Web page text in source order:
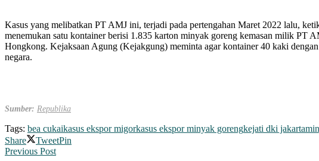
Kasus yang melibatkan PT AMJ ini, terjadi pada pertengahan Maret 2022 lalu,
menemukan satu kontainer berisi 1.835 karton minyak goreng kemasan milik PT
Hongkong. Kejaksaan Agung (Kejakgung) meminta agar kontainer 40 kaki
negara.
Sumber: Republika
Tags: bea cukaikasus ekspor migorkasus ekspor minyak gorengkejati dki jakarta
Share
TweetPin
Previous Post